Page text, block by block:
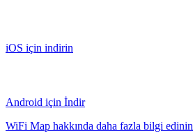
iOS için indirin
Android için İndir
WiFi Map hakkında daha fazla bilgi edinin